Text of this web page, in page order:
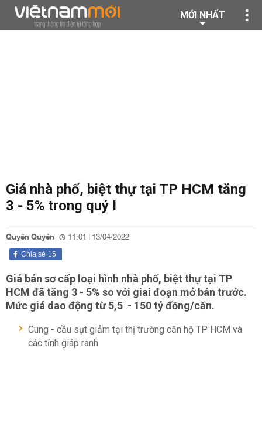
MỚI NHẤT
Giá nhà phố, biệt thự tại TP HCM tăng
3 - 5% trong quý I
Quyên Quyên 11:01 | 13/04/2022
15
Chia sẻ
Giá bán sơ cấp loại hình nhà phố, biệt thự tại TP
HCM đã tăng 3 - 5% so với giai đoạn mở bán trước.
Mức giá dao động từ 5,5 - 150 tỷ đồng/căn.
Cung - cầu sụt giảm tại thị trường căn hộ TP HCM và
các tỉnh giáp ranh